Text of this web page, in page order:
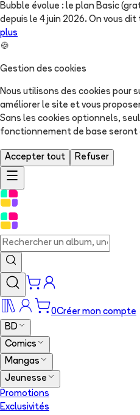
Bubble évolue : le plan Basic
depuis le 4 juin 2026. On vous
plus
🍪
Gestion des cookies
Nous utilisons des cookies pour
améliorer le site et vous
Sans les cookies optionnels,
fonctionnement de base seront
Accepter tout Refuser
0Créer mon compte
BD
Comics
Mangas
Jeunesse
Promotions
Exclusivités